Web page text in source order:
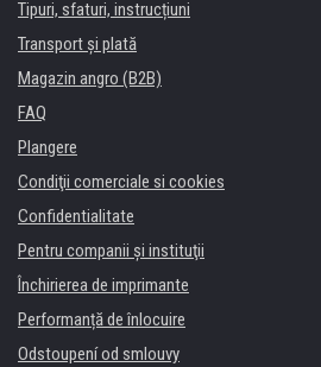
Tipuri, sfaturi, instrucțiuni
Transport şi plată
Magazin angro (B2B)
FAQ
Plangere
Condiţii comerciale si cookies
Confidentialitate
Pentru companii și instituţii
Închirierea de imprimante
Performanță de înlocuire
Odstoupení od smlouvy